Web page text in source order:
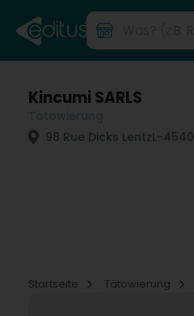
Kincumi SARLS
98 Rue Dicks LentzL-4540
Startseite
Tätowierung